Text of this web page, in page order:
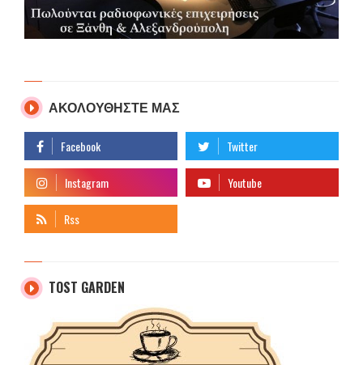
ΑΚΟΛΟΥΘΗΣΤΕ ΜΑΣ
TOST GARDEN